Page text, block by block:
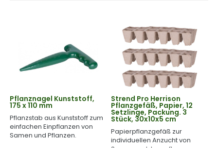
Pflanznagel Kunststoff,
175 x 110 mm
Pflanzstab aus Kunststoff zum
einfachen Einpflanzen von
Samen und Pflanzen.
Strend Pro Herrison
Pflanzgefäß, Papier, 12
Setzlinge, Packung. 3
Stück, 30x10x5 cm
Papierpflanzgefäß zur
individuellen Anzucht von
Samen und Jungpflanzen.